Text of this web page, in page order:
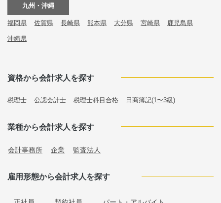
九州・沖縄
福岡県 佐賀県 長崎県 熊本県 大分県 宮崎県 鹿児島県
沖縄県
資格から会計求人を探す
税理士 公認会計士 税理士科目合格 日商簿記(1〜3級)
業種から会計求人を探す
会計事務所 企業 監査法人
雇用形態から会計求人を探す